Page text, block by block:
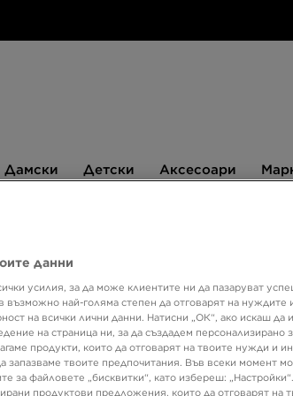
Дамски Детски Аксесоари
данни
усилия, за да може клиентите ни да пазаруват
възможно най-голяма степен да отговарят на нуждите
на всички лични данни. Натисни „ОК“, ако искаш
на страница ни, за да създадем
продукти, които да отговарят на твоите нужди и
запазваме твоите предпочитания. Във всеки момент
за файловете „бисквитки“, като избереш:
продуктови предложения, които да отговарят на